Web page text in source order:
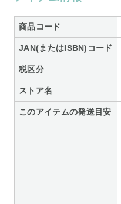
商品コード
JAN(またはISBN)コード
税区分
ストア名
このアイテムの発送目安